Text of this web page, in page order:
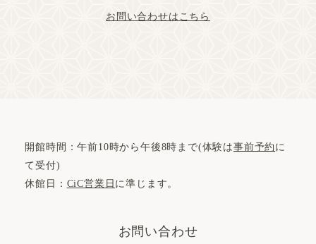
お問い合わせはこちら
開館時間：午前10時から午後8時まで(体験は事前予約 に
て受付)
休館日： CiC営業日 に準じます。
お問い合わせ